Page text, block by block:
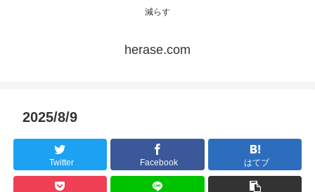
減らす
herase.com
2025/8/9
Twitter Facebook はてブ